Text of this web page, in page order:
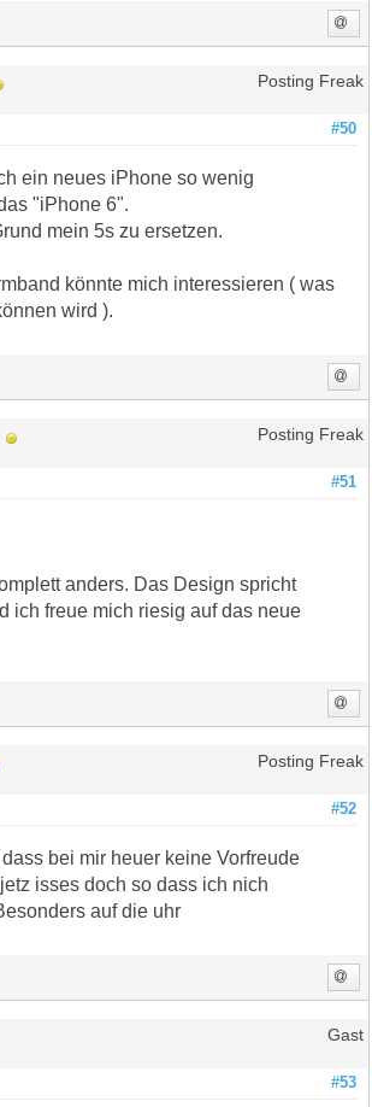
Posting Freak
#50
ein neues iPhone so wenig
"iPhone 6".
mein 5s zu ersetzen.
könnte mich interessieren ( was
wird ).
Posting Freak
#51
anders. Das Design spricht
ich freue mich riesig auf das neue
Posting Freak
#52
bei mir heuer keine Vorfreude
isses doch so dass ich nich
auf die uhr
Gast
#53